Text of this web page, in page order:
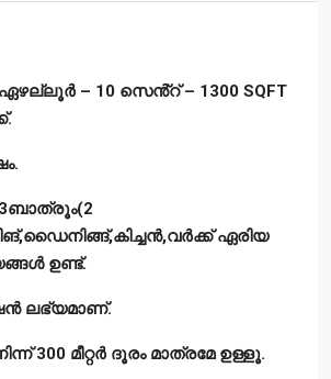
– 10 സെൻ്റ് – 1300 SQFT
ഏരിയ
ഉണ്ട്.
ലഭ്യമാണ്.
300 മീറ്റർ ദൂരം മാത്രമേ ഉള്ളൂ.